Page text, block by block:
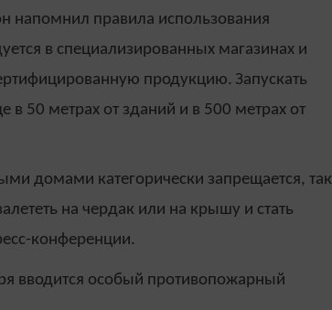
напомнил правила использования
в специализированных магазинах и
продукцию. Запускать
в 50 метрах от зданий и в 500 метрах от
домами категорически запрещается, так
на чердак или на крышу и стать
конференции.
вводится особый противопожарный